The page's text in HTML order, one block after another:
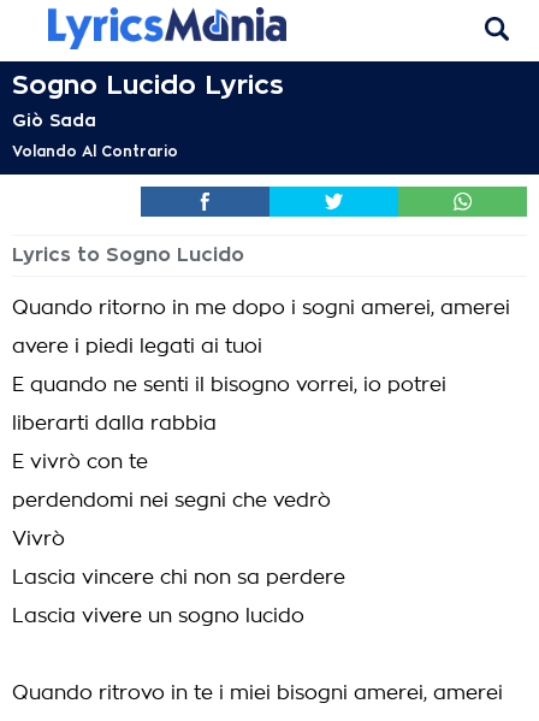
Sogno Lucido Lyrics
Giò Sada
Volando Al Contrario
Lyrics to Sogno Lucido
Quando ritorno in me dopo i sogni amerei, amerei
avere i piedi legati ai tuoi
E quando ne senti il bisogno vorrei, io potrei
liberarti dalla rabbia
E vivrò con te
perdendomi nei segni che vedrò
Vivrò
Lascia vincere chi non sa perdere
Lascia vivere un sogno lucido
Quando ritrovo in te i miei bisogni amerei, amerei